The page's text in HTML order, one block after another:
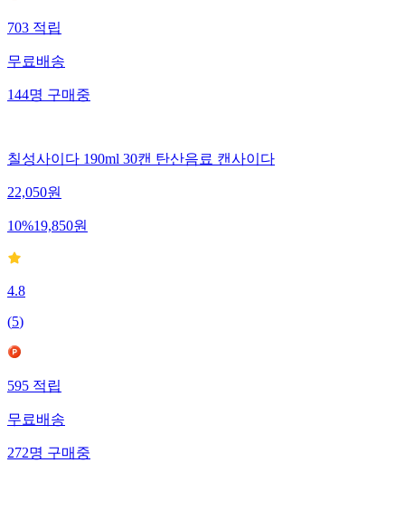
703적립
무료배송
144명구매중
칠성사이다 190ml 30캔 탄산음료 캔사이다
22,050원
10%19,850원
4.8
(5)
595적립
무료배송
272명구매중